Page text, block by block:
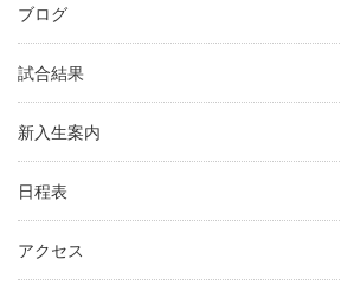
ブログ
試合結果
新入生案内
日程表
アクセス